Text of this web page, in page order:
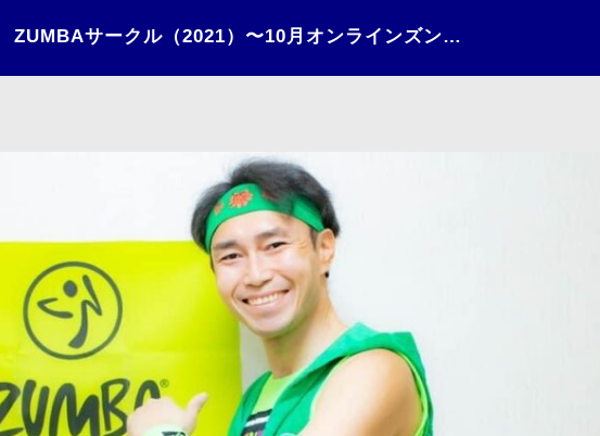
ZUMBAサークル（2021）〜10月オンラインズンバ②〜